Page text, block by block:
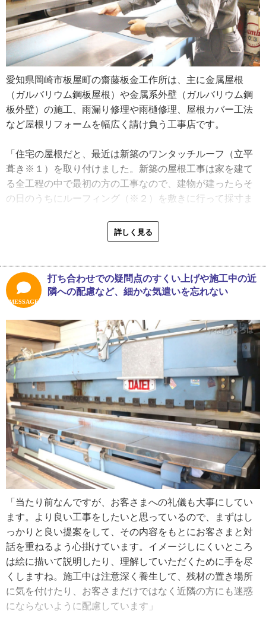
励みました。
「その後父の会社に入社したんですが、最初は意見が合わ
ずで大変でしたね。私が修業をしていたのは主に工場の仕
に対する考え方が違ったんです。私もまだまだ未熟だった
ので、父からすると『そんなことじゃあかんぞ』という気
持ちだったんでしょう。私が経験を積むうちに、父との関
係もよくなりました。思い起こせば、住宅の建築板金は基
は声をかけて一緒に現場に出たりしますよ」
現在はほとんどの現場を一手に担っている齋藤さん。今後
について「いずれは従業員を増やして拡大していけたらと
は思うけど、タイミングと流れ次第」だと話します。
「声を掛けてもらった時に前向きに引き受けていけるよう
ね。そうすれば新しい人が入ってくれた時にもうまく仕事
が回っていきますから。まずは目の前の仕事、付き合いの
あるお客さまにしっかり向き合って、今まで通り満足して
いただける工事をしていきたいですね」
愛知県岡崎市板屋町の齋藤板金工作所は、主に金属屋根
（ガルバリウム鋼板屋根）や金属系外壁（ガルバリウム鋼
板外壁）の施工、雨漏り修理や雨樋修理、屋根カバー工法
など屋根リフォームを幅広く請け負う工事店です。
「住宅の屋根だと、最近は新築のワンタッチルーフ（立平
葺き※１）を取り付けました。新築の屋根工事は家を建て
る全工程の中で最初の方の工事なので、建物が建ったらそ
の日のうちにルーフィング（※２）を敷きに行って採寸ま
施工です。屋根はなるべく早く葺いてあげないと他の色ん
な工事に影響が出てしまうので、最短で終えられるように
齋藤さんは住宅以外にも、工場や店舗など様々な建物の施
工を行います。店舗の場合は施工中も営業しているため、
合でも細心の注意を払って作業しています。
「印象的だったのは、台風でめくれ上がってしまった漁港
の折半屋根（※３）の張り替えですね。屋根が大きかった
のでフレームの溶接も大変だったし、面積が広かったので
応援を頼んで人数を増やして施工しました。海が近いので
錆止めも念入りに行い、強風対策で補強用の金物も多めに
入れました」
また雨漏り修理では、原因を探るために何かを撤去して中
を確認する必要があったり、後から複数の原因が見つかる
場合もあるため、作業を行う前には必ず「この場所を修理
するのが良いと思うけれど、それでも（雨漏りが）止まら
ない可能性もある」などしっかり詳細を説明します。
「原因で多いのは大屋根よりも下屋（※４）部分ですね。
細かい複雑な造りのところは水の流れが悪く、大雨だと水
が溜まってしまいやすいんです。一部を撤去して、より水
が流れやすくなるものに入れ替えて納め直します」
愛知県岡崎市の屋根工事の特性は、雪や台風は少なく年中
施工がしやすいこと。また、職人の安全対策や、材料が汚
詳しく見る
MESSAGE
打ち合わせでの疑問点のすくい上げや施工中の近
隣への配慮など、細かな気遣いを忘れない
「当たり前なんですが、お客さまへの礼儀も大事にしてい
ます。より良い工事をしたいと思っているので、まずはし
っかりと良い提案をして、その内容をもとにお客さまと対
話を重ねるよう心掛けています。イメージしにくいところ
は絵に描いて説明したり、理解していただくために手を尽
くしますね。施工中は注意深く養生して、残材の置き場所
に気を付けたり、お客さまだけではなく近隣の方にも迷惑
にならないように配慮しています」